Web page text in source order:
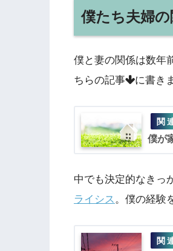
僕たち夫婦
僕と妻の関係は数年
ちらの記事
に書き
僕が
中でも決定的なきっ
ライシス。僕の経験